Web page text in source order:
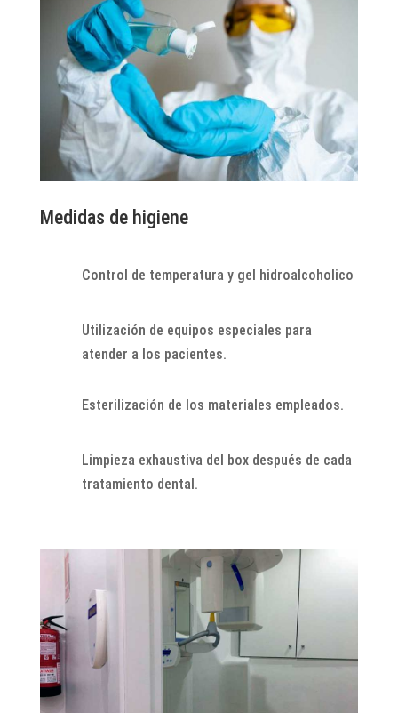
Medidas de higiene
Control de temperatura y gel hidroalcoholico
Utilización de equipos especiales para
atender a los pacientes.
Esterilización de los materiales empleados.
Limpieza exhaustiva del box después de cada
tratamiento dental.